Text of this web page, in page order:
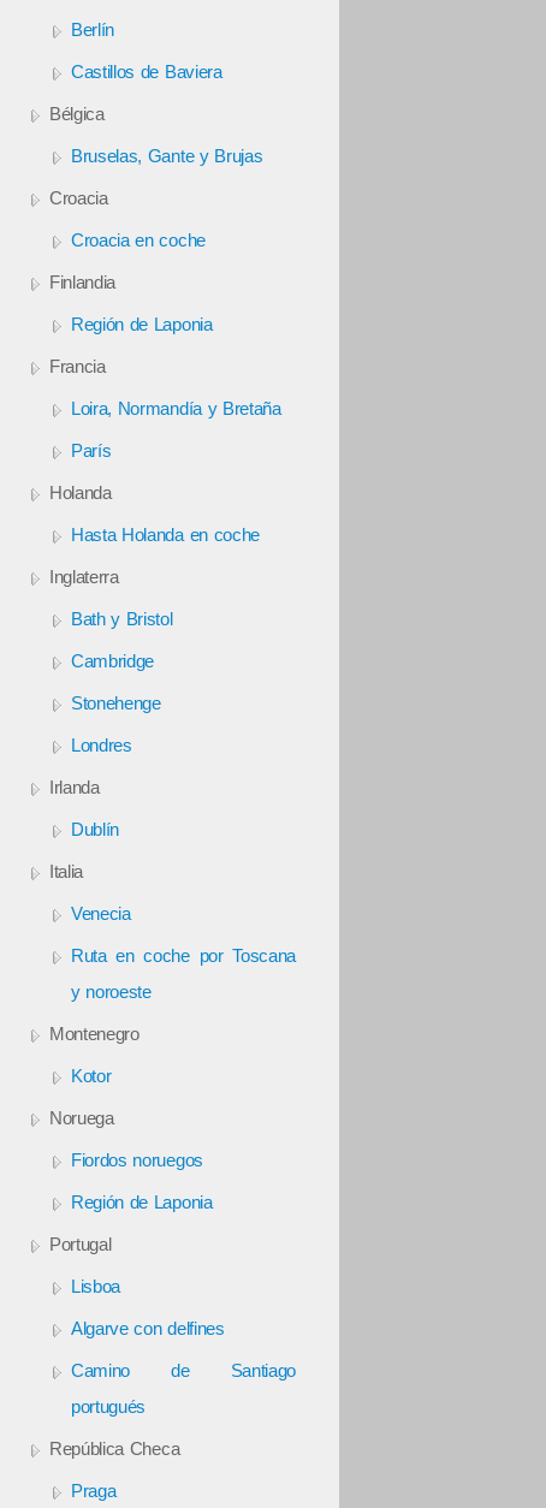
Berlín
Castillos de Baviera
Bélgica
Bruselas, Gante y Brujas
Croacia
Croacia en coche
Finlandia
Región de Laponia
Francia
Loira, Normandía y Bretaña
París
Holanda
Hasta Holanda en coche
Inglaterra
Bath y Bristol
Cambridge
Stonehenge
Londres
Irlanda
Dublín
Italia
Venecia
Ruta en coche por Toscana
y noroeste
Montenegro
Kotor
Noruega
Fiordos noruegos
Región de Laponia
Portugal
Lisboa
Algarve con delfines
Camino de Santiago
portugués
República Checa
Praga